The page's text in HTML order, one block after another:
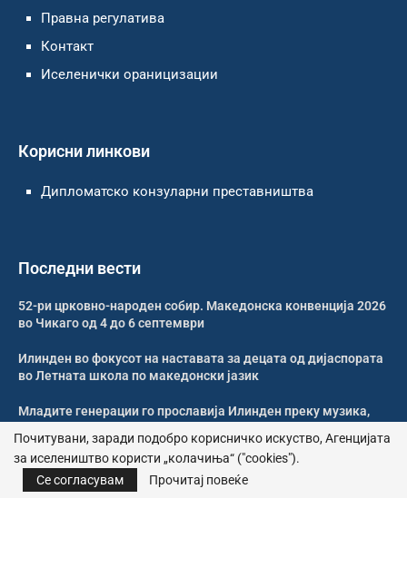
Правна регулатива
Контакт
Иселенички ораницизации
Корисни линкови
Дипломатско конзуларни преставништва
Последни вести
52-ри црковно-народен собир. Македонска конвенција 2026
во Чикаго од 4 до 6 септември
Илинден во фокусот на наставата за децата од дијаспората
во Летната школа по македонски јазик
Младите генерации го прославија Илинден преку музика,
Свечено и молитвено одбележан Илинден во Џилонг
Почитувани, заради подобро корисничко искуство, Агенцијата
за иселеништво користи „колачиња“ ("cookies").
Се согласувам
Прочитај повеќе